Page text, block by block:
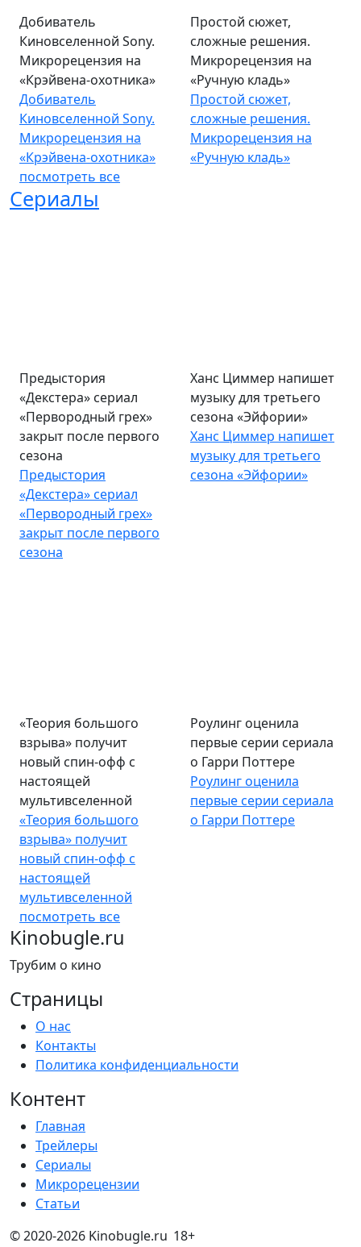
Добиватель
Киновселенной Sony.
Микрорецензия на
«Крэйвена-охотника»
Добиватель
Киновселенной Sony.
Микрорецензия на
«Крэйвена-охотника»
Простой сюжет,
сложные решения.
Микрорецензия на
«Ручную кладь»
Простой сюжет,
сложные решения.
Микрорецензия на
«Ручную кладь»
посмотреть все
Сериалы
Предыстория
«Декстера» сериал
«Первородный грех»
закрыт после первого
сезона
Предыстория
«Декстера» сериал
«Первородный грех»
закрыт после первого
сезона
Ханс Циммер напишет
музыку для третьего
сезона «Эйфории»
Ханс Циммер напишет
музыку для третьего
сезона «Эйфории»
«Теория большого
взрыва» получит
новый спин-офф с
настоящей
мультивселенной
«Теория большого
взрыва» получит
новый спин-офф с
настоящей
мультивселенной
Роулинг оценила
первые серии сериала
о Гарри Поттере
Роулинг оценила
первые серии сериала
о Гарри Поттере
посмотреть все
Kinobugle.ru
Трубим о кино
Страницы
О нас
Контакты
Политика конфиденциальности
Контент
Главная
Трейлеры
Сериалы
Микрорецензии
Статьи
© 2020-2026 Kinobugle.ru 18+